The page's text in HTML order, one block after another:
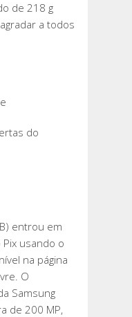
de 218 g
a todos
do
entrou em
usando o
na página
O
Samsung
de 200 MP,